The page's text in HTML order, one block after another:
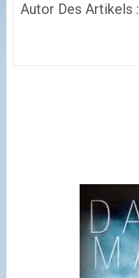
Autor Des Artikels :